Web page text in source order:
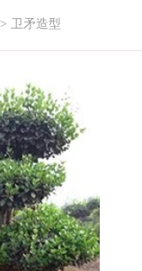
> 卫矛造型